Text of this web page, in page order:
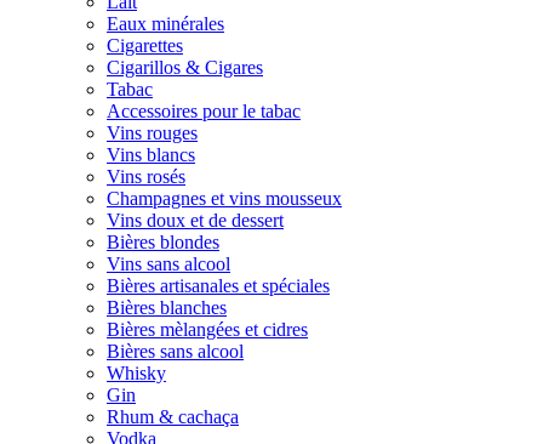
Eaux minérales
Cigarettes
Cigarillos & Cigares
Tabac
Accessoires pour le tabac
Vins rouges
Vins blancs
Vins rosés
Champagnes et vins mousseux
Vins doux et de dessert
Bières blondes
Vins sans alcool
Bières artisanales et spéciales
Bières blanches
Bières mèlangées et cidres
Bières sans alcool
Whisky
Gin
Rhum & cachaça
Vodka